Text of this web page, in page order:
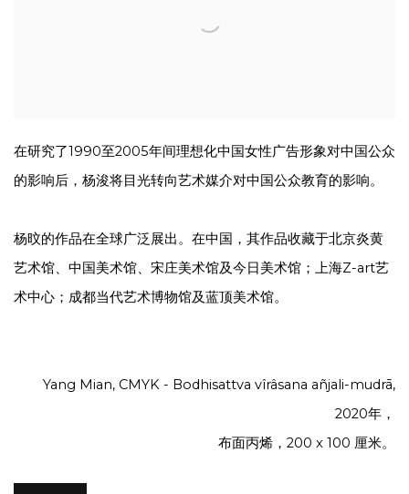
在研究了1990至2005年间理想化中国女性广告形象对中国公众
的影响后，杨浚将目光转向艺术媒介对中国公众教育的影响。
杨旼的作品在全球广泛展出。在中国，其作品收藏于北京炎黄
艺术馆、中国美术馆、宋庄美术馆及今日美术馆；上海Z-art艺
术中心；成都当代艺术博物馆及蓝顶美术馆。
Yang Mian, CMYK - Bodhisattva vîrâsana añjali-mudrā,
2020年，
布面丙烯，200 x 100 厘米。